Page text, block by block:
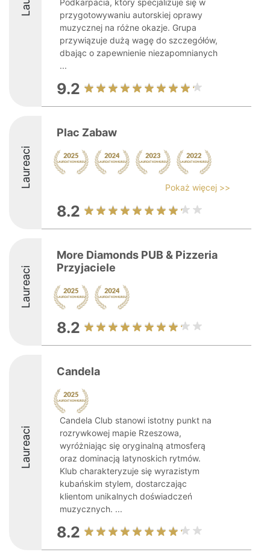
Podkarpacia, który specjalizuje się w
przygotowywaniu autorskiej oprawy
muzycznej na różne okazje. Grupa
przywiązuje dużą wagę do szczegółów,
dbając o zapewnienie niezapomnianych
...
9.2
Laureaci
Plac Zabaw
Pokaż więcej >>
8.2
Laureaci
More Diamonds PUB & Pizzeria
Przyjaciele
8.2
Laureaci
Candela
Candela Club stanowi istotny punkt na
rozrywkowej mapie Rzeszowa,
wyróżniając się oryginalną atmosferą
oraz dominacją latynoskich rytmów.
Klub charakteryzuje się wyrazistym
kubańskim stylem, dostarczając
klientom unikalnych doświadczeń
muzycznych. ...
8.2